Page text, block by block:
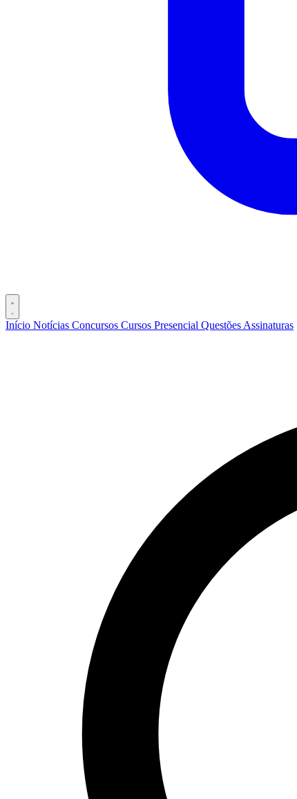
Início Notícias Concursos Cursos Presencial Questões Assinaturas